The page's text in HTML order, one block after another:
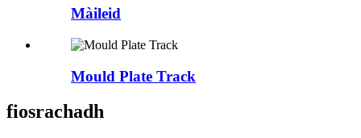
Màileid
Mould Plate Track
fiosrachadh